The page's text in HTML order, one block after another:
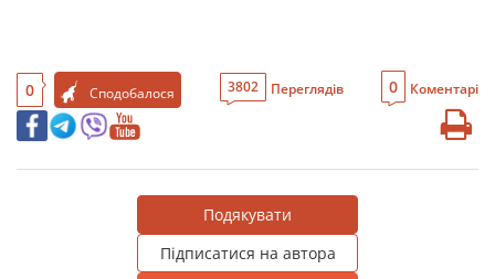
0 Сподобалося 3802 Переглядів 0 Коментарі
Подякувати
Підписатися на автора